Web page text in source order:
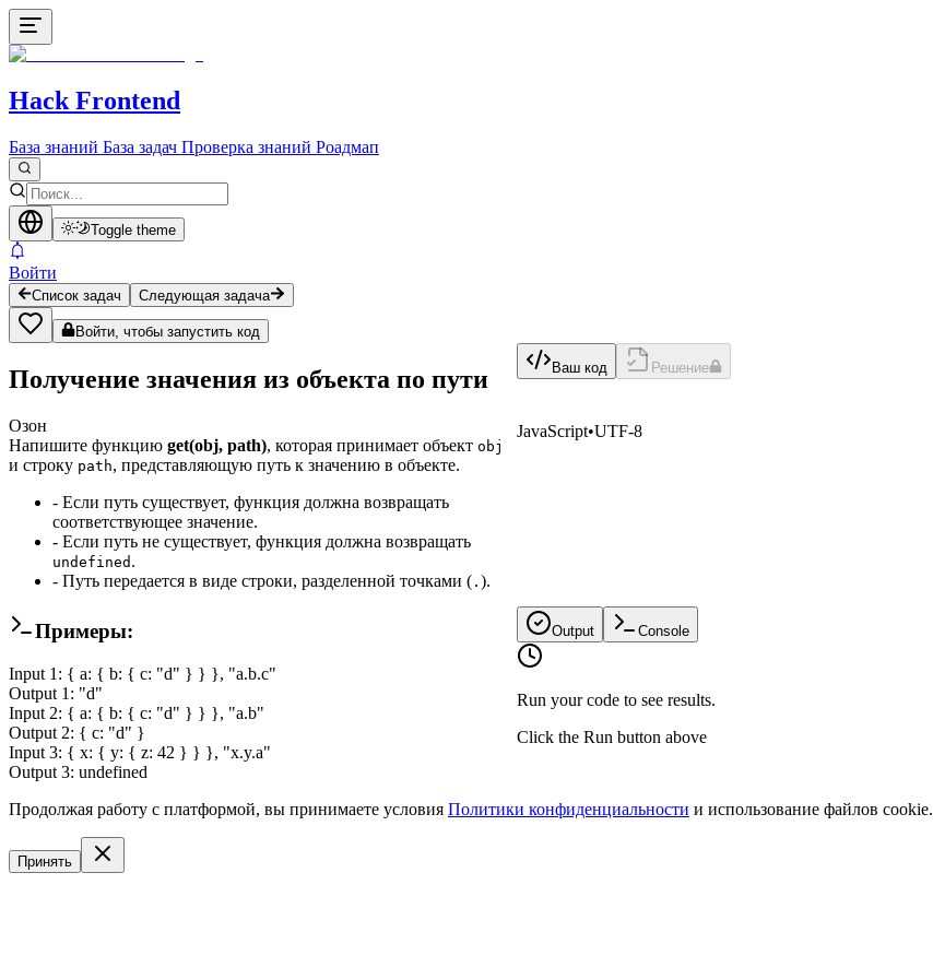
Hack Frontend
База знаний База задач Проверка знаний Роадмап
Toggle theme
Войти
Список задач Следующая задача
Войти, чтобы запустить код
Получение значения из объекта по пути
Озон
Напишите функцию get(obj, path), которая принимает объект obj
и строку path, представляющую путь к значению в объекте.
- Если путь существует, функция должна возвращать
соответствующее значение.
- Если путь не существует, функция должна возвращать
undefined .
- Путь передается в виде строки, разделенной точками ( . ).
Примеры:
Input 1 : { a: { b: { c: "d" } } }, "a.b.c"
Output 1 : "d"
Input 2: { a: { b: { c: "d" } } }, "a.b"
Output 2: { c: "d" }
Input 3: { x: { y: { z: 42 } } }, "x.y.a"
Output 3: undefined
Ваш код Решение
JavaScript•UTF-8
Output Console
Run your code to see results.
Click the Run button above
Получение значения из объекта по пути
Озон
Run your code to see results.
Продолжая работу с платформой, вы принимаете условия Политики конфиденциальности и использование файлов cookie.
Принять